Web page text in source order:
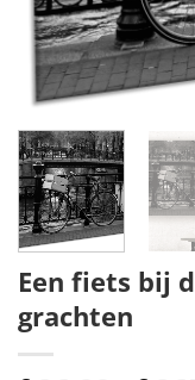
Een fiets bij
grachten